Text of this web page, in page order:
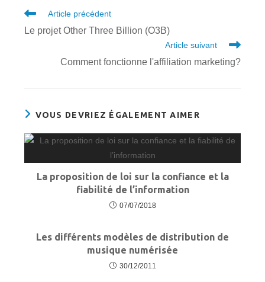
Read
articles
Article précédent
Le projet Other Three Billion (O3B)
Article suivant
Comment fonctionne l'affiliation marketing?
VOUS DEVRIEZ ÉGALEMENT AIMER
La proposition de loi sur la confiance et la
fiabilité de l’information
07/07/2018
Les différents modèles de distribution de
musique numérisée
30/12/2011